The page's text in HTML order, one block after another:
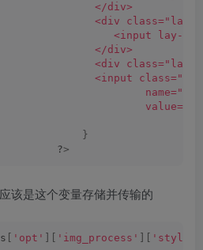
</div>
<div
<input lay-
</div>
<div
<input
value="'
}
?
>
该是这个变量存储并传输的
'opt' 'img_process'